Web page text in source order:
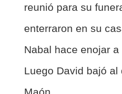
reunió para su
enterraron en su
Nabal hace enojar a
Luego David bajó al
Maón.